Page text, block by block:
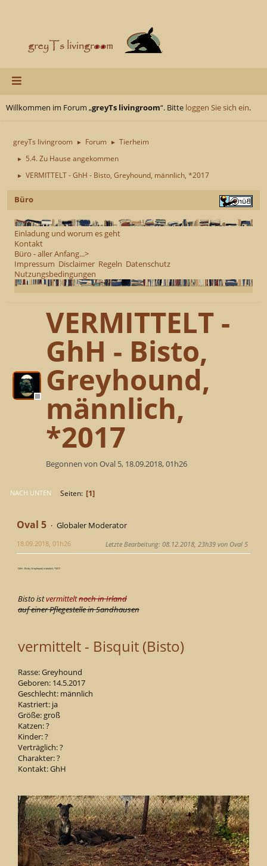
Willkommen im Forum „greyTs livingroom“. Bitte loggen Sie sich ein.
greyTs livingroom ► Forum ► Tierheim
► 5.4. Zu Hause angekommen
► VERMITTELT - GhH - Bisto, Greyhound, männlich, *2017
Büro
Einladung und worum es geht
Kontakt
Büro - aller Anfang...>
Impressum Disclaimer Regeln Datenschutz
Nutzungsbedingungen
VERMITTELT -
GhH - Bisto,
Greyhound,
männlich,
*2017
Begonnen von Oval 5, 18.09.2018, 01h26
NACH UNTEN Seiten 1
Oval 5 Globaler Moderator
18.09.2018, 01h26 Letzte Bearbeitung: 08.12.2018, 23h39 von Oval 5
GhH - Bisto, Greyhound, männlich, *2017
Bisto istvermitteltnoch in Irland
auf einer Pflegestelle in Sandhausen
vermittelt - Bisquit (Bisto)
Rasse: Greyhound
Geboren: 14.5.2017
Geschlecht: männlich
Kastriert: ja
Größe: groß
Katzen: ?
Kinder: ?
Verträglich: ?
Charakter: ?
Kontakt: GhH